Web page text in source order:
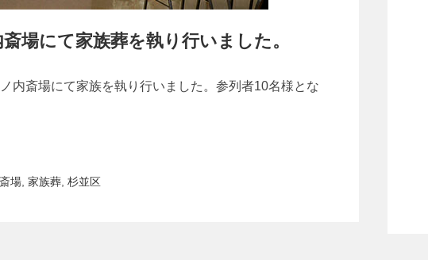
場にて家族葬を執り行いました。
内斎場にて家族を執り行いました。参列者10名様とな
場 家族葬 杉並区